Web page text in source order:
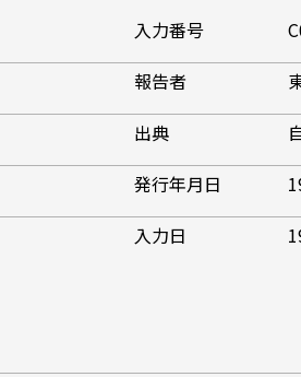
入力番号
報告者
出典
発行年月日
入力日